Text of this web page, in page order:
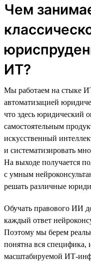
Чем
ИТ?
Мы работаем на стыке
автоматизацией
что здесь юридический
самостоятельным
искусственный
и систематизировать
На выходе получается
с умным
решать различные
Обучать правового ИИ
каждый ответ
Поэтому мы берем
понятна вся специфика,
масштабируемой ИТ-